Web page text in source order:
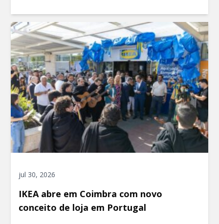
jul 30, 2026
IKEA abre em Coimbra com novo
conceito de loja em Portugal